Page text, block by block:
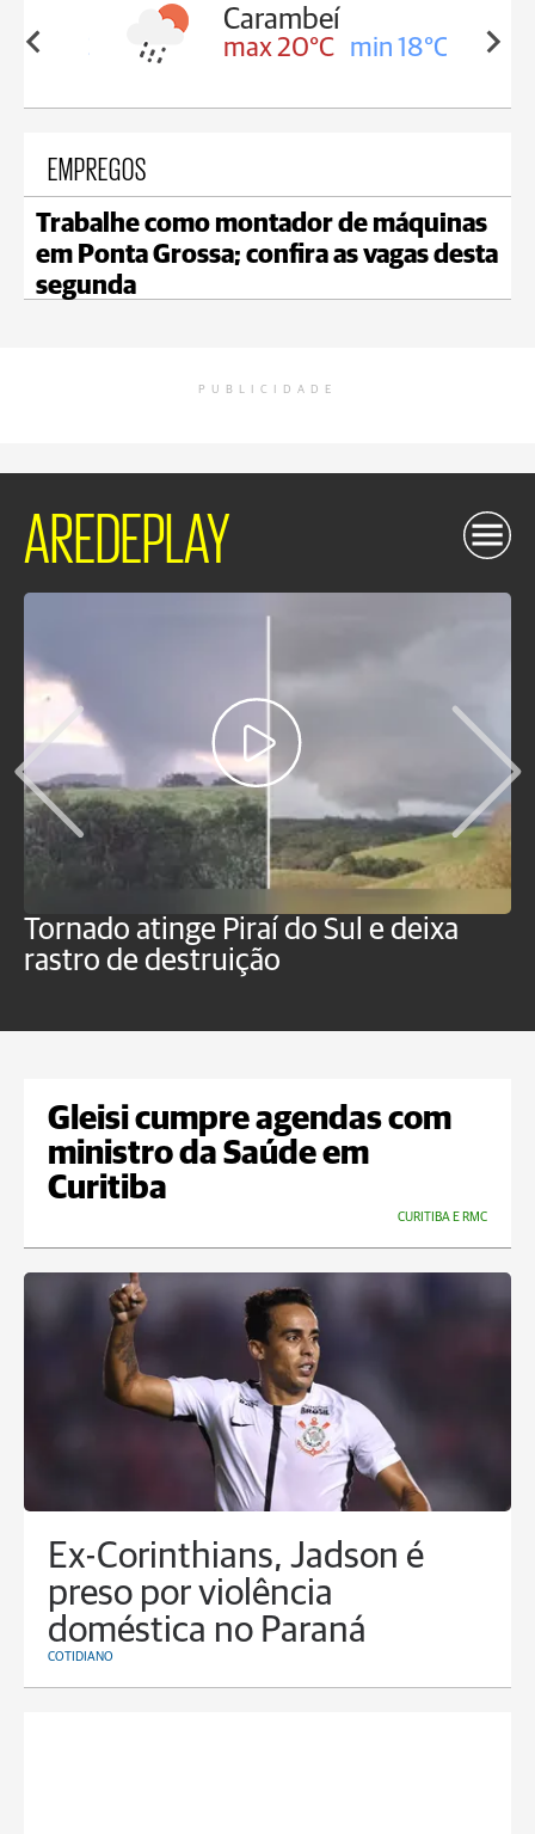
18°C
Carambeí
max 20°C min 18°C
EMPREGOS
Trabalhe como montador de máquinas
em Ponta Grossa; confira as vagas desta
segunda
PUBLICIDADE
AREDEPLAY
Tornado atinge Piraí do Sul e deixa
rastro de destruição
Gleisi cumpre agendas com
ministro da Saúde em
Curitiba
CURITIBA E RMC
Ex-Corinthians, Jadson é
preso por violência
doméstica no Paraná
COTIDIANO